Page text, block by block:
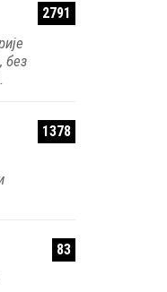
2791
без
1378
83